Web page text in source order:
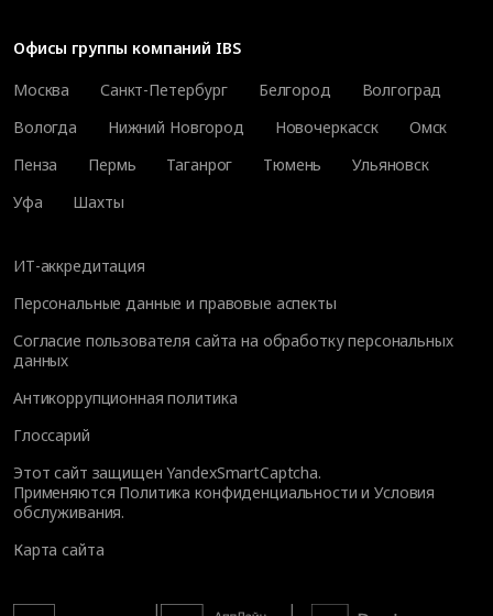
Офисы группы компаний IBS
Москва
Санкт-Петербург Белгород
Волгоград
Вологда
Нижний Новгород Новочеркасск
Омск
Пенза
Пермь Таганрог Тюмень
Ульяновск
Уфа
Шахты
ИТ-аккредитация
Персональные данные и правовые аспекты
Согласие пользователя сайта на обработку персональных
данных
Антикоррупционная политика
Глоссарий
Этот сайт защищен YandexSmartCaptcha.
Применяются Политика конфиденциальности иУсловия
обслуживания.
Карта сайта